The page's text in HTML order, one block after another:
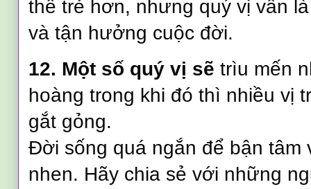
thể trẻ hơn, nhưng quý vị vẫn
và tận hưởng cuộc đời.
12. Một số quý vị sẽtrìu mến
hoàng trong khi đó thì nhiều vị
gắt gỏng.
Đời sống quá ngắn để bận tâm
nhen. Hãy chia sẻ với những